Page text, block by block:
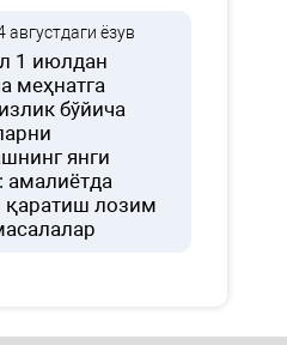
августдаги ёзув
1 июлдан
меҳнатга
бўйича
янги
амалиётда
қаратиш лозим